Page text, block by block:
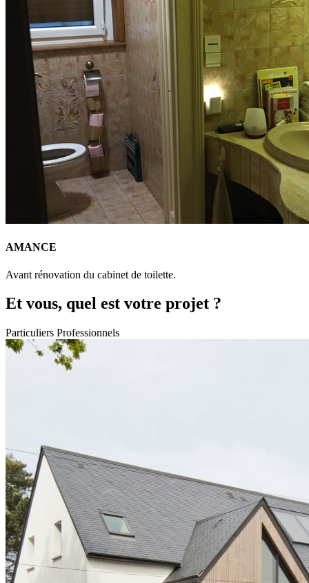
AMANCE
Avant rénovation du cabinet de toilette.
Et vous, quel est votre projet ?
Particuliers Professionnels